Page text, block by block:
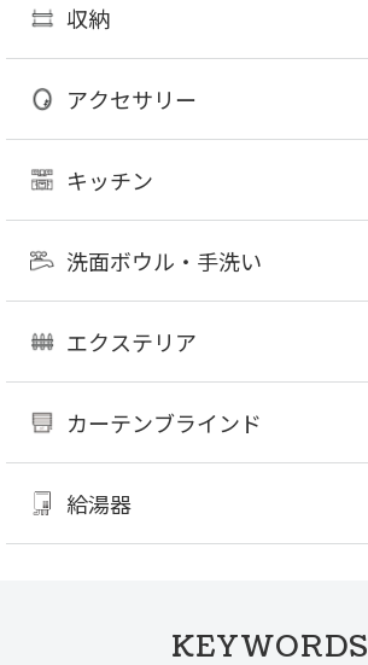
収納
アクセサリー
キッチン
洗面ボウル・手洗い
エクステリア
カーテンブラインド
給湯器
KEYWORDS